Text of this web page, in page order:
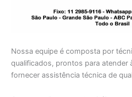
Nossa equipe é composta por
qualificados, prontos para atender
fornecer assistência técnica de